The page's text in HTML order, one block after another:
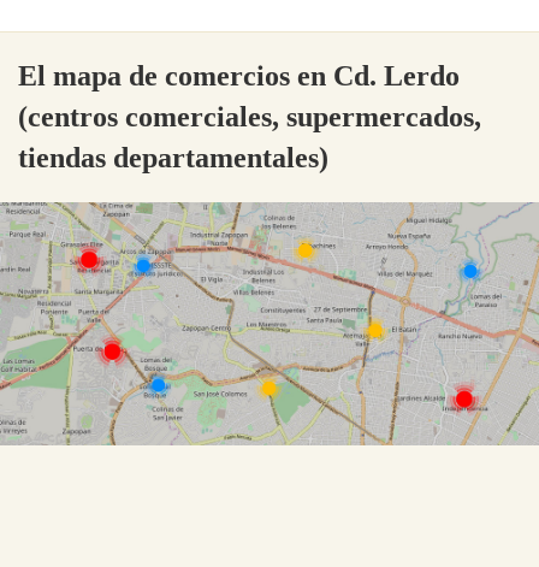
El mapa de comercios en Cd. Lerdo
(centros comerciales, supermercados,
tiendas departamentales)